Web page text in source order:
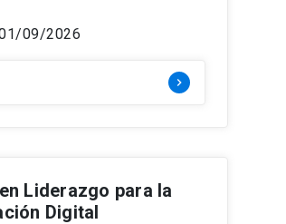
09/2026
keyboard_arrow_right
Liderazgo para la
Digital